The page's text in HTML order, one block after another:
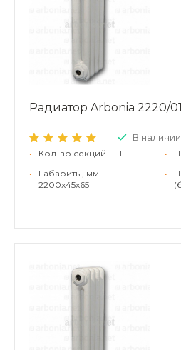
Радиатор Arbonia 2220/
В наличии
•
Кол-во секций — 1
•
Габариты, мм —
2200x45x65
•
•